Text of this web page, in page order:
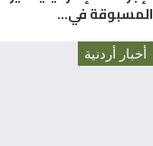
المسبوقة في…
أخبار أردنية